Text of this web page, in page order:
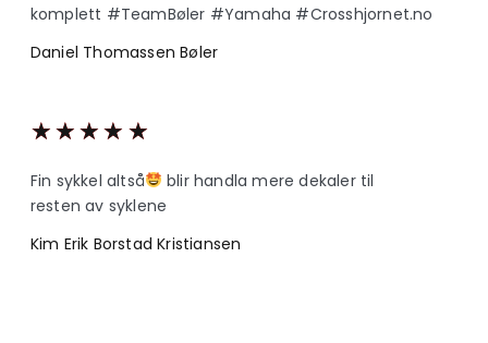
komplett #TeamBøler #Yamaha #Crosshjornet.no
Daniel Thomassen Bøler
★ ★ ★ ★ ★
Fin sykkel altså
blir handla mere dekaler til
resten av syklene
Kim Erik Borstad Kristiansen